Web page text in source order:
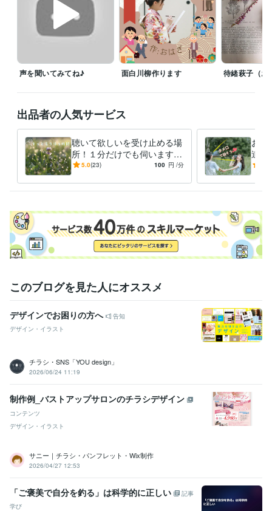
✼••┈┈┈┈┈┈••✼✼••┈┈┈┈┈┈••✼
予約を受付ています！
お返事はなるべく早くお返ししておりますので、ご安心下さい。
また、待機中のお声掛けお待ちしています‪(〃✪ω✪〃)
クリエイター / ライター・編集
事務・ビジネスサポート / 事務（一般事務） 経験年数 : 35年
職歴
ライター 2023年2月 ~ 現在
受賞歴
資格・検定
金融渉外技能審査（FP3級） 取得年 : 2014年
一種証券外務員 取得年 : 2017年
悩み相談・カウンセリング 世間話から、愚痴聴き、悩み聴きなど
雑談 仕事 恋愛 うつ カラオケ 話し相手 愚痴
悩み相談・カウンセリング お話しをじっくり伺います。
人間関係 仕事 恋愛 うつ パートナー 介護 転職
声を聞いてみてね♪ 面白川柳作ります 待緒萩子（お
出品者の人気サービス
聴いて欲しいを受け止める場
所！１分だけでも伺います
辛い気持ち・嬉しい気持ち・
どうぞ♡
5.0(23) 100 円 /分
お話
達♡
語は
このブログを見た人にオススメ
デザインでお困りの方へ
告知
デザイン・イラスト
チラシ・SNS「YOU design」
2026/06/24 11:19
制作例_バストアップサロンのチラシデザイン
コンテンツ
デザイン・イラスト
サニー｜チラシ・パンフレット・Wix制作
2026/04/27 12:53
「ご褒美で自分を釣る」は科学的に正しい
記事
学び